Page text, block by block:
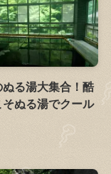
ぬる湯大集合！酷
ぬる湯でクール